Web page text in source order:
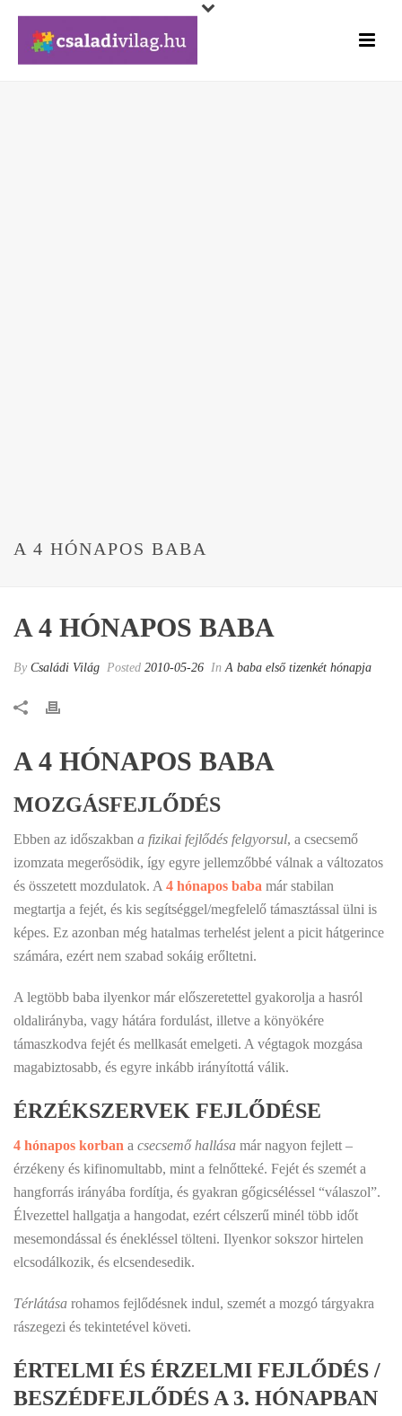
A 4 HÓNAPOS BABA
A 4 HÓNAPOS BABA
By Családi Világ Posted 2010-05-26 InA baba első tizenkét hónapja
A 4 HÓNAPOS BABA
MOZGÁSFEJLŐDÉS
Ebben az időszakban a fizikai fejlődés felgyorsul, a csecsemő
izomzata megerősödik, így egyre jellemzőbbé válnak a változatos
és összetett mozdulatok. A 4 hónapos baba már stabilan
megtartja a fejét, és kis segítséggel/megfelelő támasztással ülni is
képes. Ez azonban még hatalmas terhelést jelent a picit hátgerince
számára, ezért nem szabad sokáig erőltetni.
A legtöbb baba ilyenkor már előszeretettel gyakorolja a hasról
oldalirányba, vagy hátára fordulást, illetve a könyökére
támaszkodva fejét és mellkasát emelgeti. A végtagok mozgása
magabiztosabb, és egyre inkább irányítottá válik.
ÉRZÉKSZERVEK FEJLŐDÉSE
4 hónapos korban a csecsemő hallása már nagyon fejlett –
érzékeny és kifinomultabb, mint a felnőtteké. Fejét és szemét a
hangforrás irányába fordítja, és gyakran gőgicséléssel “válaszol”.
Élvezettel hallgatja a hangodat, ezért célszerű minél több időt
mesemondással és énekléssel tölteni. Ilyenkor sokszor hirtelen
elcsodálkozik, és elcsendesedik.
Térlátása rohamos fejlődésnek indul, szemét a mozgó tárgyakra
rászegezi és tekintetével követi.
ÉRTELMI ÉS ÉRZELMI FEJLŐDÉS /
BESZÉDFEJLŐDÉS A 3. HÓNAPBAN